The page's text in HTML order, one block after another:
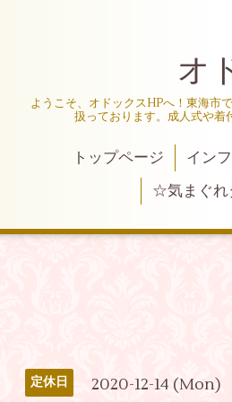
オ
ようこそ、オドックスHPへ！東海市
扱っております。成人式や着
トップページ イン
☆気まぐ
定休日 2020-12-14 (Mon)